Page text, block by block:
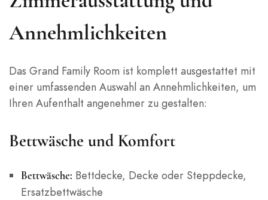
Annehmlichkeiten
Das Grand Family Room ist komplett ausgestattet mit
einer umfassenden Auswahl an Annehmlichkeiten, um
Ihren Aufenthalt angenehmer zu gestalten:
Bettwäsche und Komfort
Bettwäsche: Bettdecke, Decke oder Steppdecke,
Ersatzbettwäsche